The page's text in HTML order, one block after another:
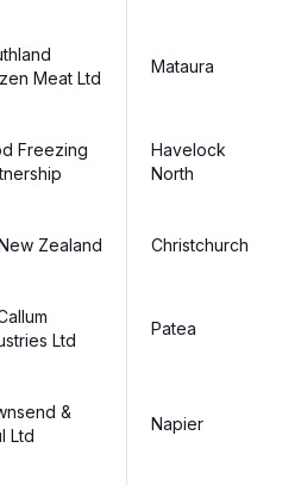
Meat Ltd
Mataura
Freezing
Havelock
North
Zealand Christchurch
Ltd
Patea
&
Ltd
Napier